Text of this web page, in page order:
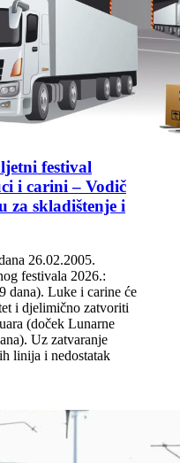
festival
i carini – Vodič
za skladištenje i
26.02.2005.
festivala 2026.:
dana). Luke i carine će
i djelimično zatvoriti
(doček Lunarne
Uz zatvaranje
linija i nedostatak